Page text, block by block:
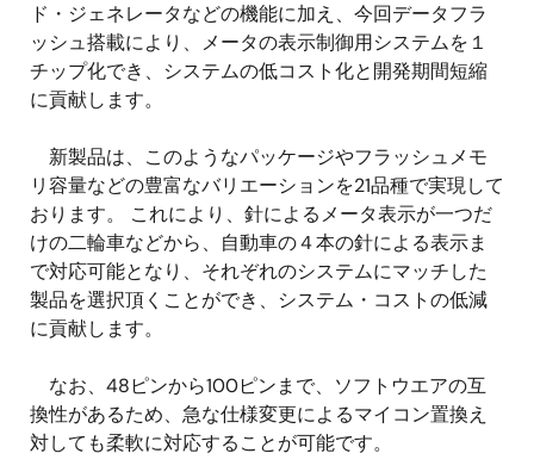
ド・ジェネレータなどの機能に加え、今回データフラ
ッシュ搭載により、メータの表示制御用システムを１
チップ化でき、システムの低コスト化と開発期間短縮
に貢献します。
新製品は、このようなパッケージやフラッシュメモ
リ容量などの豊富なバリエーションを21品種で実現して
おります。 これにより、針によるメータ表示が一つだ
けの二輪車などから、自動車の４本の針による表示ま
で対応可能となり、それぞれのシステムにマッチした
製品を選択頂くことができ、システム・コストの低減
に貢献します。
なお、48ピンから100ピンまで、ソフトウエアの互
換性があるため、急な仕様変更によるマイコン置換え
対しても柔軟に対応することが可能です。